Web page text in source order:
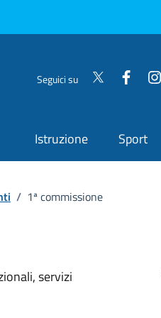
Seguici su
Istruzione Sport
/ 1ª commissione
servizi